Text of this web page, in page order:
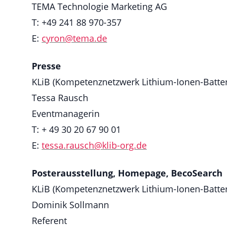
TEMA Technologie Marketing AG
T: +49 241 88 970-357
E: cyron@tema.de
Presse
KLiB (Kompetenznetzwerk Lithium-Ionen-
Tessa Rausch
Eventmanagerin
T: + 49 30 20 67 90 01
E: tessa.rausch@klib-org.de
Posterausstellung, Homepage, BecoSearch
KLiB (Kompetenznetzwerk Lithium-Ionen-
Dominik Sollmann
Referent